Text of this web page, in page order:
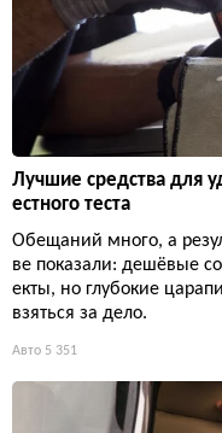
Лучшие средства для
естного теста
Обещаний много, а
ве показали: дешёвые
екты, но глубокие
взяться за дело.
Авто 5 351